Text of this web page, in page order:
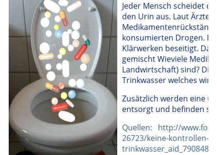
Jeder Mensch scheidet
den Urin aus. Laut
konsumierten Drogen.
Klärwerken beseitigt.
gemischt Wieviele
Landwirtschaft) sind?
Trinkwasser welches wir
Zusätzlich werden eine
entsorgt und befinden
Quellen: http://
26723/keine-kontrollen-